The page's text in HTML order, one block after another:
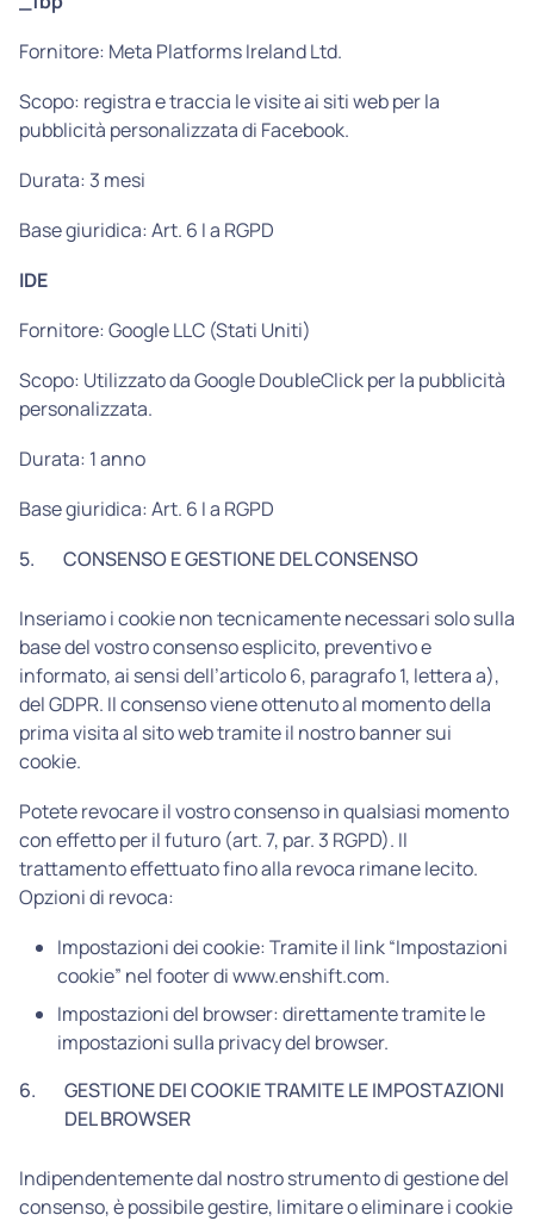
Fornitore: Meta Platforms Ireland Ltd.
Scopo: registra e traccia le visite ai siti web per la
pubblicità personalizzata di Facebook.
Durata: 3 mesi
Base giuridica: Art. 6 I a RGPD
IDE
Fornitore: Google LLC (Stati Uniti)
Scopo: Utilizzato da Google DoubleClick per la pubblicità
personalizzata.
Durata: 1 anno
Base giuridica: Art. 6 I a RGPD
5.
CONSENSO E GESTIONE DEL CONSENSO
Inseriamo i cookie non tecnicamente necessari solo sulla
base del vostro consenso esplicito, preventivo e
informato, ai sensi dell’articolo 6, paragrafo 1, lettera a),
del GDPR. Il consenso viene ottenuto al momento della
prima visita al sito web tramite il nostro banner sui
cookie.
Potete revocare il vostro consenso in qualsiasi momento
con effetto per il futuro (art. 7, par. 3 RGPD). Il
trattamento effettuato fino alla revoca rimane lecito.
Opzioni di revoca:
Impostazioni dei cookie: Tramite il link “Impostazioni
cookie” nel footer di www.enshift.com.
Impostazioni del browser: direttamente tramite le
impostazioni sulla privacy del browser.
6.
GESTIONE DEI COOKIE TRAMITE LE IMPOSTAZIONI
DEL BROWSER
Indipendentemente dal nostro strumento di gestione del
consenso, è possibile gestire, limitare o eliminare i cookie